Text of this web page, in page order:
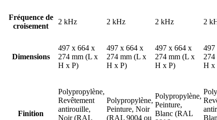
Fréquence de
croisement
2 kHz 2 kHz 2 kHz 2
Dimensions
497 x 664 x
274 mm (L x
H x P)
497 x 664 x
274 mm (L x
H x P)
497 x 664 x
274 mm (L x
H x P)
497
H x
Finition
Polypropylène,
Revêtement
antirouille,
Noir (RAL
Polypropylène,
Peinture, Noir
(RAL 9004 ou
Polypropylène,
Peinture,
Blanc (RAL